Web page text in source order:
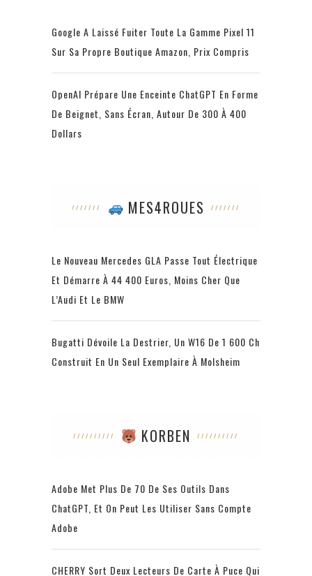
Google A Laissé Fuiter Toute La Gamme Pixel 11
Sur Sa Propre Boutique Amazon, Prix Compris
OpenAI Prépare Une Enceinte ChatGPT En Forme
De Beignet, Sans Écran, Autour De 300 À 400
Dollars
MES4ROUES
Le Nouveau Mercedes GLA Passe Tout Électrique
Et Démarre À 44 400 Euros, Moins Cher Que
L’Audi Et Le BMW
Bugatti Dévoile La Destrier, Un W16 De 1 600 Ch
Construit En Un Seul Exemplaire À Molsheim
KORBEN
Adobe Met Plus De 70 De Ses Outils Dans
ChatGPT, Et On Peut Les Utiliser Sans Compte
Adobe
CHERRY Sort Deux Lecteurs De Carte À Puce Qui